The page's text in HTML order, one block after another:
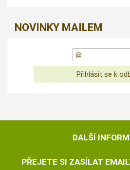
NOVINKY MAILEM
DALŠÍ
PŘEJETE SI ZASÍLAT